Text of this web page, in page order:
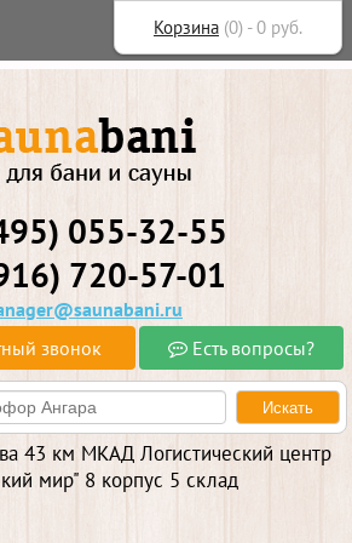
Корзина (0) -0 руб.
055-32-55
720-57-01
звонок
Есть вопросы?
43 км МКАД Логистический центр
мир" 8 корпус 5 склад